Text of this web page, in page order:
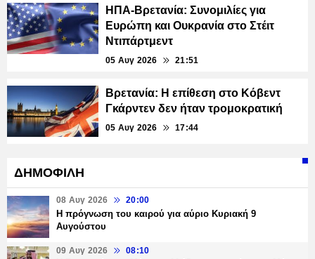
ΗΠΑ-Βρετανία: Συνομιλίες για
Ευρώπη και Ουκρανία στο Στέιτ
Ντιπάρτμεντ
05 Αυγ 2026 21:51
Βρετανία: Η επίθεση στο Κόβεντ
Γκάρντεν δεν ήταν τρομοκρατική
05 Αυγ 2026 17:44
ΔΗΜΟΦΙΛΗ
08 Αυγ 2026 20:00
Η πρόγνωση του καιρού για αύριο Κυριακή 9
Αυγούστου
09 Αυγ 2026 08:10